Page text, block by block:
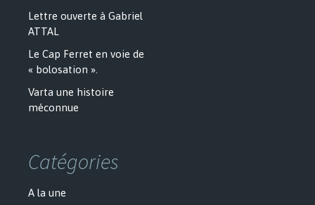
Lettre ouverte à Gabriel
ATTAL
Le Cap Ferret en voie de
« bolosation ».
Varta une histoire
méconnue
Catégories
A la une